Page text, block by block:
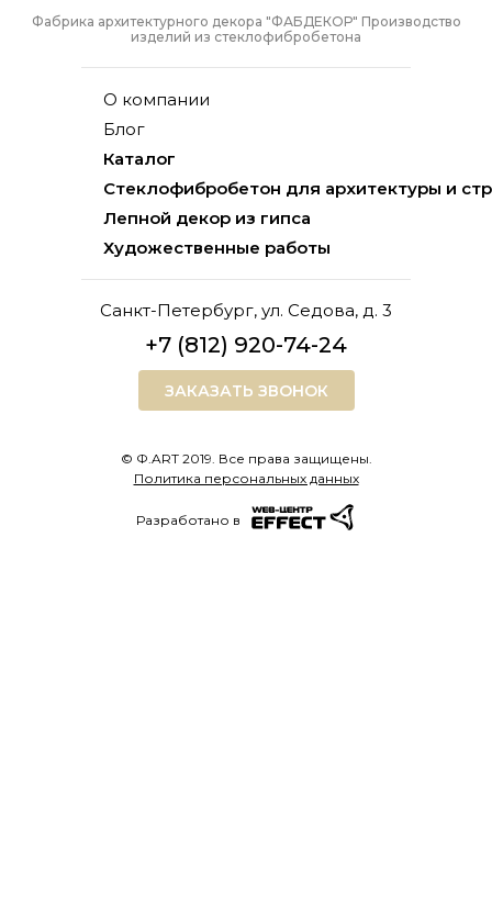
Фабрика архитектурного декора "ФАБДЕКОР" Производство
изделий из стеклофибробетона
Каталог
Стеклофибробетон для архитектуры и
Лепной декор из гипса
Художественные работы
О компании
Блог
Санкт-Петербург, ул. Седова, д. 3
+7 (812) 920-74-24
ЗАКАЗАТЬ ЗВОНОК
© Ф.ART 2019. Все права защищены.
Политика персональных данных
Разработано в